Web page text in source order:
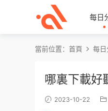
每日
當前位置： 首頁 每
哪裏下載好
2023-10-22